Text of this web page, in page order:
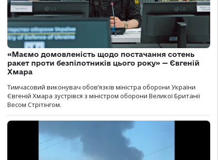
«Маємо домовленість щодо постачання сотень
ракет проти безпілотників цього року» — Євгеній
Хмара
Тимчасовий виконувач обов’язків міністра оборони України
Євгеній Хмара зустрівся з міністром оборони Великої Британії
Весом Стрітінгом.